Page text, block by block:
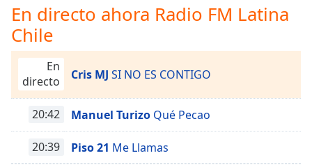
Chapters
Chapters
Descriptions
descriptions
off,
En directo ahora Radio FM Latina
Chile
En
directo
Cris MJ SI NO ES CONTIGO
20:42 Manuel Turizo Qué Pecao
20:39 Piso 21 Me Llamas